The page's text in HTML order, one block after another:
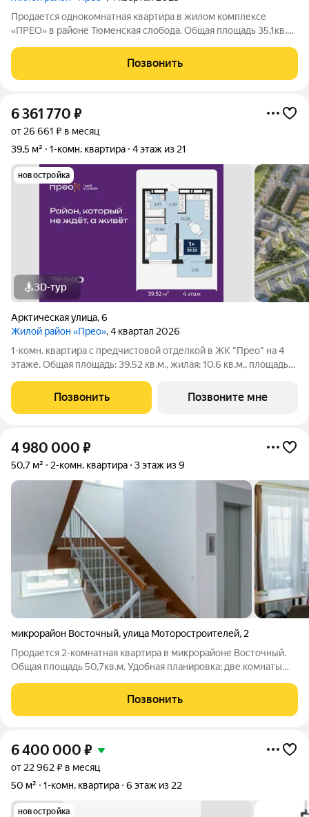
Продается однокомнатная квартира в жилом комплексе
«ПРЕО» в районе Тюменская слобода. Общая площадь 35,1кв.м.
стяжка пола, выровнены стены "под маяк", установлены
розетки и выключатели. Панорамные
Позвонить
6 361 770 ₽
от 26 661 ₽ в месяц
39,5 м²
1-комн. квартира 4 этаж из 21
новостройка
3D-тур
Арктическая улица,6
Жилой район «Прео», 4 квартал 2026
1-комн. квартира с предчистовой отделкой в ЖК "Прео" на 4
этаже. Общая площадь: 39.52 кв.м., жилая: 10.6 кв.м., площадь
одну сторону. В квартире один балкон, один совмещенный
санузел. Высота
Позвонить Позвоните мне
4 980 000 ₽
50,7 м² 2-комн. квартира 3 этаж из 9
микрорайон Восточный,улица Моторостроителей, 2
Продается 2-комнатная квартира в микрорайоне Восточный.
Общая площадь 50,7кв.м. Удобная планировка: две комнаты
санузел. Квартира с ремонтом и мебелью. В стоимость
квартиры входит:
Позвонить
6 400 000 ₽
от 22 962 ₽ в месяц
50 м²
1-комн. квартира 6 этаж из 22
новостройка